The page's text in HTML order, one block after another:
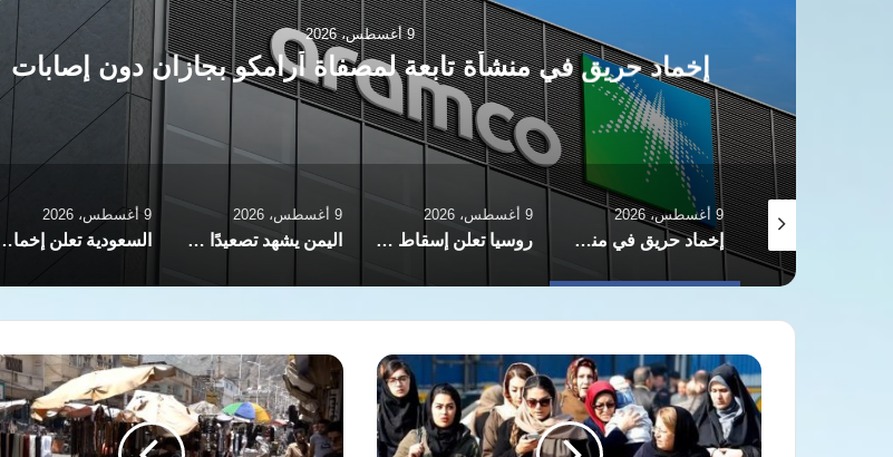
لمصفاة أرامكو بجازان دون إصابات روسيا تعلن إسقاط 153 طائرة مسيرة أوكرانية خلال هجمات ليلية
إخماد حريق في منشأة تابعة لمصفاة أرامكو بجازان دون إصابات
9 أغسطس، 2026
روسيا تعلن إسقاط 153 طائرة مسيرة أوكرانية خلال هجمات ليلية
9 أغسطس، 2026
اليمن يشهد تصعيدًا عسكريًا واسعًا بين القوات الحكومية والحوثيين في عدة محافظات
9 أغسطس، 2026
السعودية تعلن إخماد حريق في أحد مرافق مصفاة أرامكو بجازان دون إصابات
9 أغسطس، 2026
ارتفاع
معدلات
العنف
المنزلي
ارتفاع
أسعار
الأضاحي
يهدد